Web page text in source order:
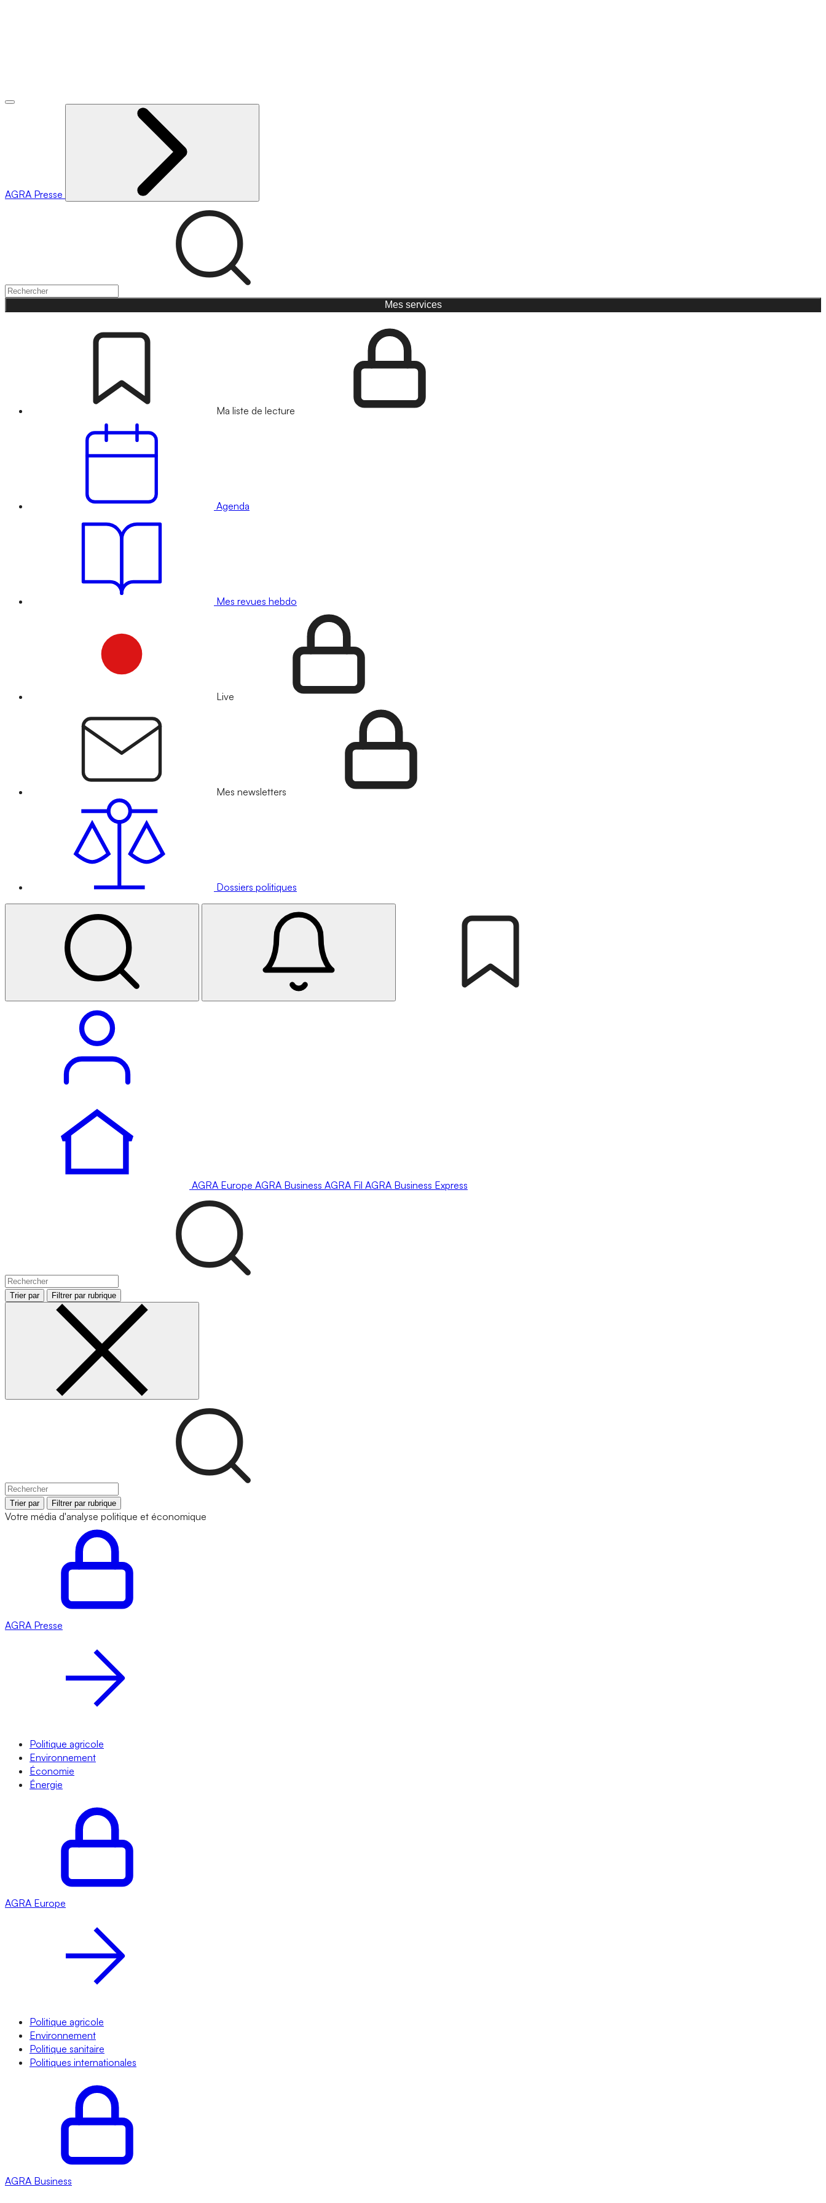
AGRA Presse
Mes services
Ma liste de lecture
Agenda
Mes revues hebdo
Live
Mes newsletters
Dossiers politiques
AGRA Europe AGRA Business AGRA Fil AGRA Business Express
Trier par Filtrer par rubrique
Trier par Filtrer par rubrique
Votre média d'analyse politique et économique
AGRA Presse
Politique agricole
Environnement
Économie
Énergie
AGRA Europe
Politique agricole
Environnement
Politique sanitaire
Politiques internationales
AGRA Business